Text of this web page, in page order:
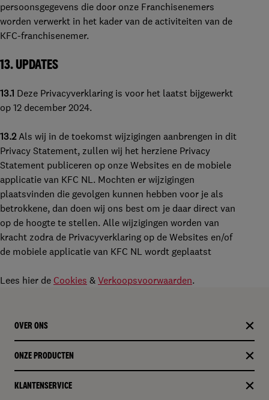
persoonsgegevens die door onze Franchisenemers
worden verwerkt in het kader van de activiteiten van de
KFC-franchisenemer.
13. UPDATES
13.1 Deze Privacyverklaring is voor het laatst bijgewerkt
op 12 december 2024.
13.2 Als wij in de toekomst wijzigingen aanbrengen in dit
Privacy Statement, zullen wij het herziene Privacy
Statement publiceren op onze Websites en de mobiele
applicatie van KFC NL. Mochten er wijzigingen
plaatsvinden die gevolgen kunnen hebben voor je als
betrokkene, dan doen wij ons best om je daar direct van
op de hoogte te stellen. Alle wijzigingen worden van
kracht zodra de Privacyverklaring op de Websites en/of
de mobiele applicatie van KFC NL wordt geplaatst
Lees hier de Cookies & Verkoopsvoorwaarden.
OVER ONS
ONZE PRODUCTEN​
KLANTENSERVICE